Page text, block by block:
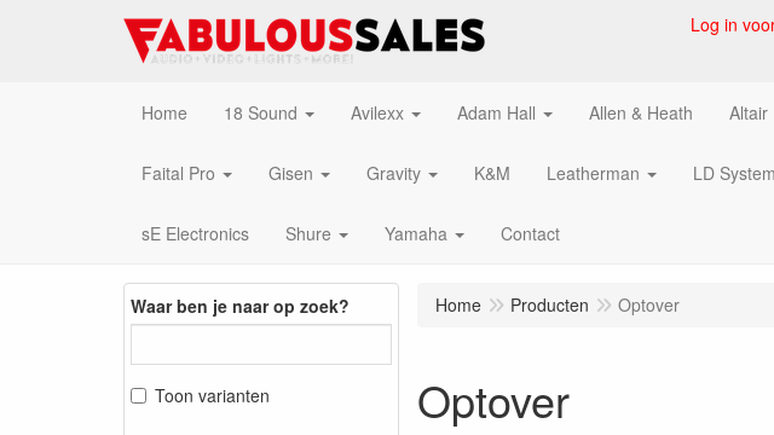
Log in
Home 18 Sound Avilexx Adam Hall Allen & Heath Altair
Faital Pro Gisen Gravity K&M Leatherman LD
sE Electronics Shure Yamaha Contact
Waar ben je naar op zoek?
Toon varianten
Home Producten Optover
Optover